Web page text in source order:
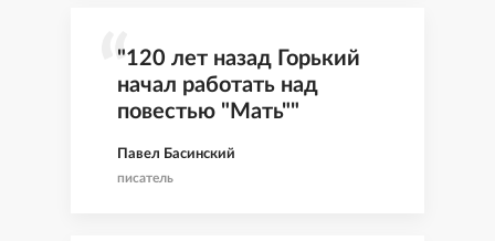
"120 лет назад Горький
начал работать над
повестью "Мать""
Павел Басинский
писатель